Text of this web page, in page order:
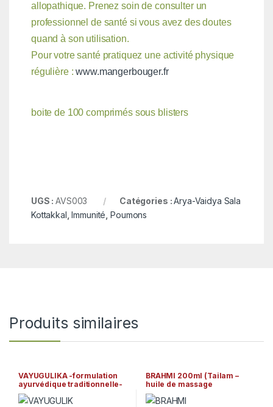
allopathique. Prenez soin de consulter un
professionnel de santé si vous avez des doutes
quand à son utilisation.
Pour votre santé pratiquez une activité physique
régulière :www.mangerbouger.fr
boite de 100 comprimés sous blisters
UGS :AVS003 Catégories :Arya-Vaidya Sala
Kottakkal ,Immunité ,Poumons
Produits similaires
VAYUGULIKA -formulation
ayurvédique traditionnelle-
(100 comprimés) Arya
Vaidya Sala Kottakkal
BRAHMI 200ml (Tailam –
huile de massage
ayurvédique) Arya Vaidya
Sala Kottakkal